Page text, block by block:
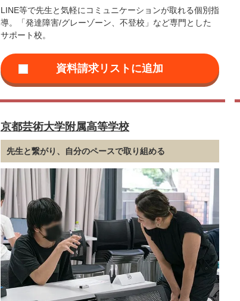
LINE等で先生と気軽にコミュニケーションが取れる個別指
導。「発達障害/グレーゾーン、不登校」など専門とした
サポート校。
京都芸術大学附属高等学校
先生と繋がり、自分のペースで取り組める